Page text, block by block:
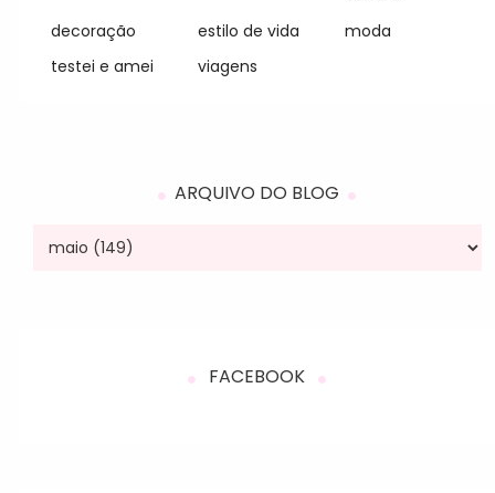
decoração
estilo de vida
moda
testei e amei
viagens
ARQUIVO DO BLOG
FACEBOOK